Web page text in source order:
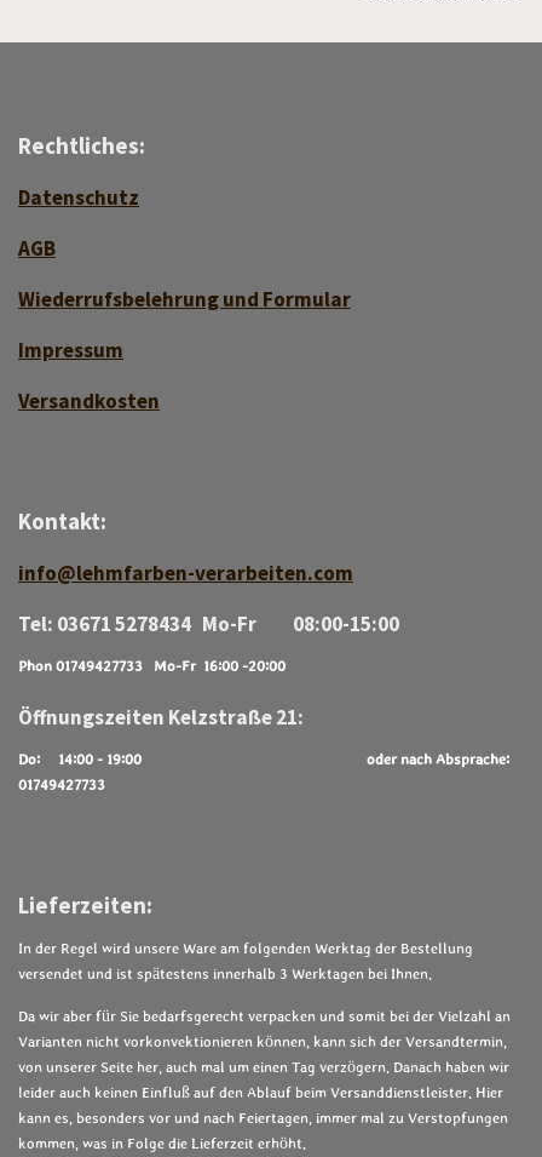
Rechtliches:
Datenschutz
AGB
Wiederrufsbelehrung und Formular
Impressum
Versandkosten
Kontakt:
info@lehmfarben-verarbeiten.com
Tel: 03671 5278434 Mo-Fr 08:00-15:00
Phon 01749427733 Mo-Fr 16:00 -20:00
Öffnungszeiten Kelzstraße 21:
Do: 14:00 - 19:00 oder nach Absprache:
01749427733
Lieferzeiten:
In der Regel wird unsere Ware am folgenden Werktag der Bestellung
versendet und ist spätestens innerhalb 3 Werktagen bei Ihnen.
Da wir aber für Sie bedarfsgerecht verpacken und somit bei der Vielzahl an
Varianten nicht vorkonvektionieren können, kann sich der Versandtermin,
von unserer Seite her, auch mal um einen Tag verzögern. Danach haben wir
leider auch keinen Einfluß auf den Ablauf beim Versanddienstleister. Hier
kann es, besonders vor und nach Feiertagen, immer mal zu Verstopfungen
kommen, was in Folge die Lieferzeit erhöht.